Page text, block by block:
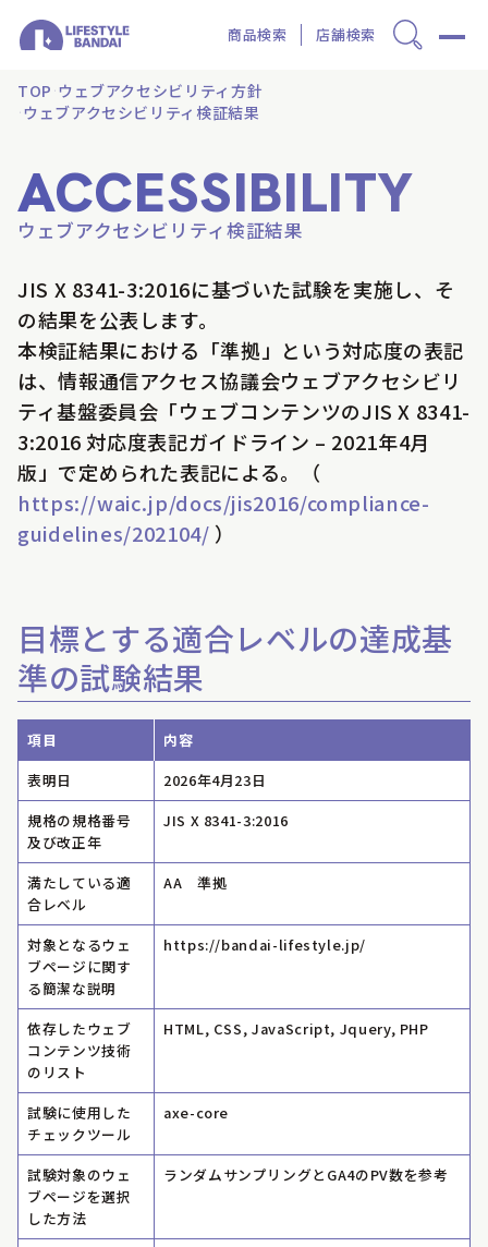
商品検索 店舗検索
TOP ウェブアクセシビリティ方針
ウェブアクセシビリティ検証結果
ACCESSIBILITY
ウェブアクセシビリティ検証結果
JIS X 8341-3:2016に基づいた試験を実施し、そ
の結果を公表します。
本検証結果における「準拠」という対応度の表記
は、情報通信アクセス協議会ウェブアクセシビリ
ティ基盤委員会「ウェブコンテンツのJIS X 8341-
3:2016 対応度表記ガイドライン – 2021年4月
版」で定められた表記による。（
https://waic.jp/docs/jis2016/compliance-
guidelines/202104/ ）
目標とする適合レベルの達成基
準の試験結果
項目
内容
表明日
2026年4月23日
規格の規格番号
及び改正年
JIS X 8341-3:2016
満たしている適
合レベル
AA 準拠
対象となるウェ
ブページに関す
る簡潔な説明
https://bandai-lifestyle.jp/
依存したウェブ
コンテンツ技術
のリスト
HTML, CSS, JavaScript, Jquery, PHP
試験に使用した
チェックツール
axe-core
試験対象のウェ
ブページを選択
した方法
ランダムサンプリングとGA4のPV数を参考